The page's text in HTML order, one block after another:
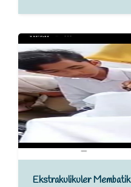
Ekstrakulikuler Membatik